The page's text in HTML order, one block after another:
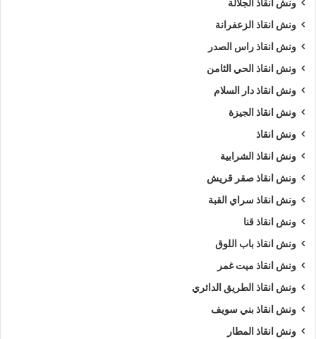
ونش انقاذ الجلالة
ونش انقاذ الزعفرانة
ونش انقاذ راس الصدر
ونش انقاذ الحي الثامن
ونش انقاذ دار السلام
ونش انقاذ الجيزة
ونش انقاذ
ونش انقاذ الشرابية
ونش انقاذ صقر قريش
ونش انقاذ سراي القبة
ونش انقاذ قنا
ونش انقاذ باب اللوق
ونش انقاذ ميت غمر
ونش انقاذ الطريق الدائري
ونش انقاذ بني سويف
ونش انقاذ المطار